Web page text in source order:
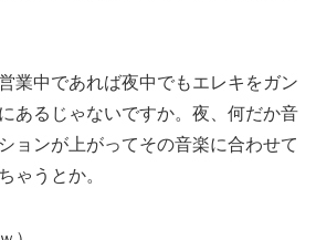
業中であれば夜中でもエレキをガン
あるじゃないですか。夜、何だか音
ョンが上がってその音楽に合わせて
ゃうとか。